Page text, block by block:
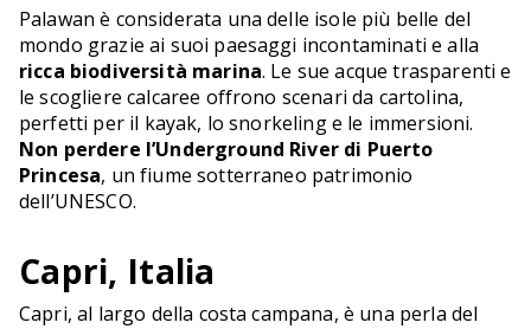
Palawan è considerata una delle isole più belle del
mondo grazie ai suoi paesaggi incontaminati e alla
ricca biodiversità marina. Le sue acque trasparenti e
le scogliere calcaree offrono scenari da cartolina,
perfetti per il kayak, lo snorkeling e le immersioni.
Non perdere l’Underground River di Puerto
Princesa, un fiume sotterraneo patrimonio
dell’UNESCO.
Capri, Italia
Capri, al largo della costa campana, è una perla del